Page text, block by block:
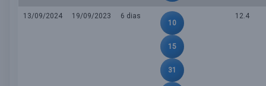
13/09/2024 19/09/2023
6 dias
10
15
31
12.4